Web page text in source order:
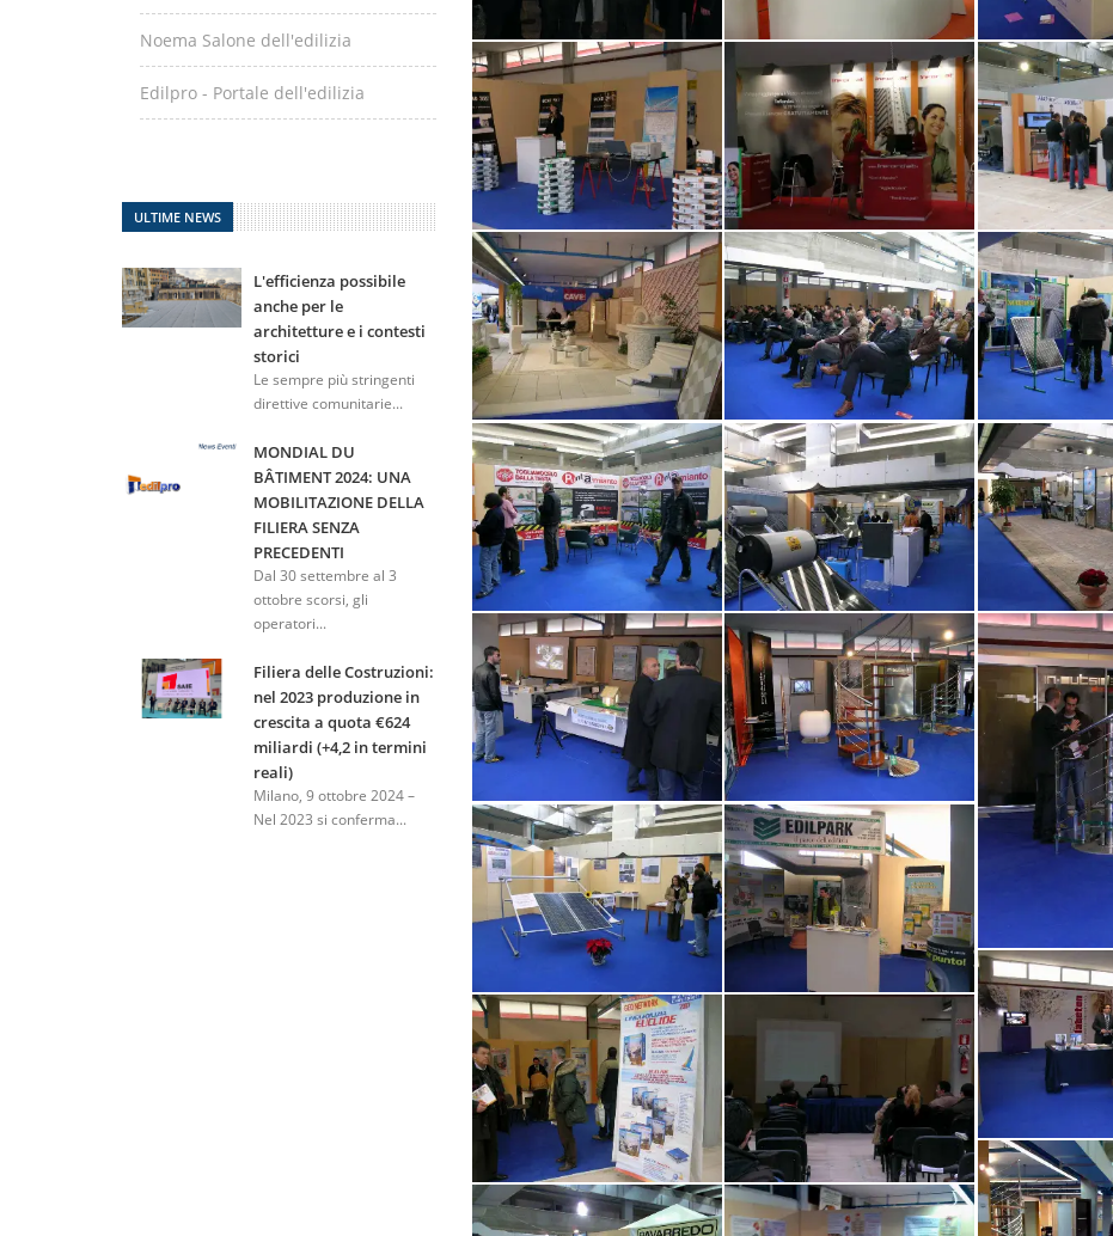
Noema Salone dell'edilizia
Edilpro - Portale dell'edilizia
ULTIME NEWS
L'efficienza possibile
anche per le
architetture e i contesti
storici
Le sempre più stringenti
direttive comunitarie...
MONDIAL DU
BÂTIMENT 2024: UNA
MOBILITAZIONE DELLA
FILIERA SENZA
PRECEDENTI
Dal 30 settembre al 3
ottobre scorsi, gli
operatori...
Filiera delle Costruzioni:
nel 2023 produzione in
crescita a quota €624
miliardi (+4,2 in termini
reali)
Milano, 9 ottobre 2024 –
Nel 2023 si conferma...